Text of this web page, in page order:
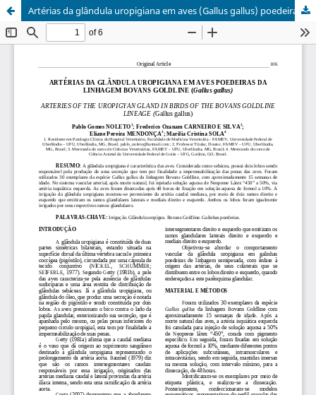
Artérias da glândula uropigiana em aves (Gallus gallus) poedeiras da linhagem Bovans Goldline